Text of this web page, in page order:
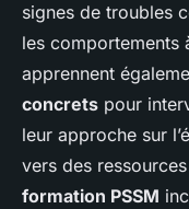
signes de troubles
les comportements
apprennent
concrets pour
leur approche sur
vers des
formation PSSM